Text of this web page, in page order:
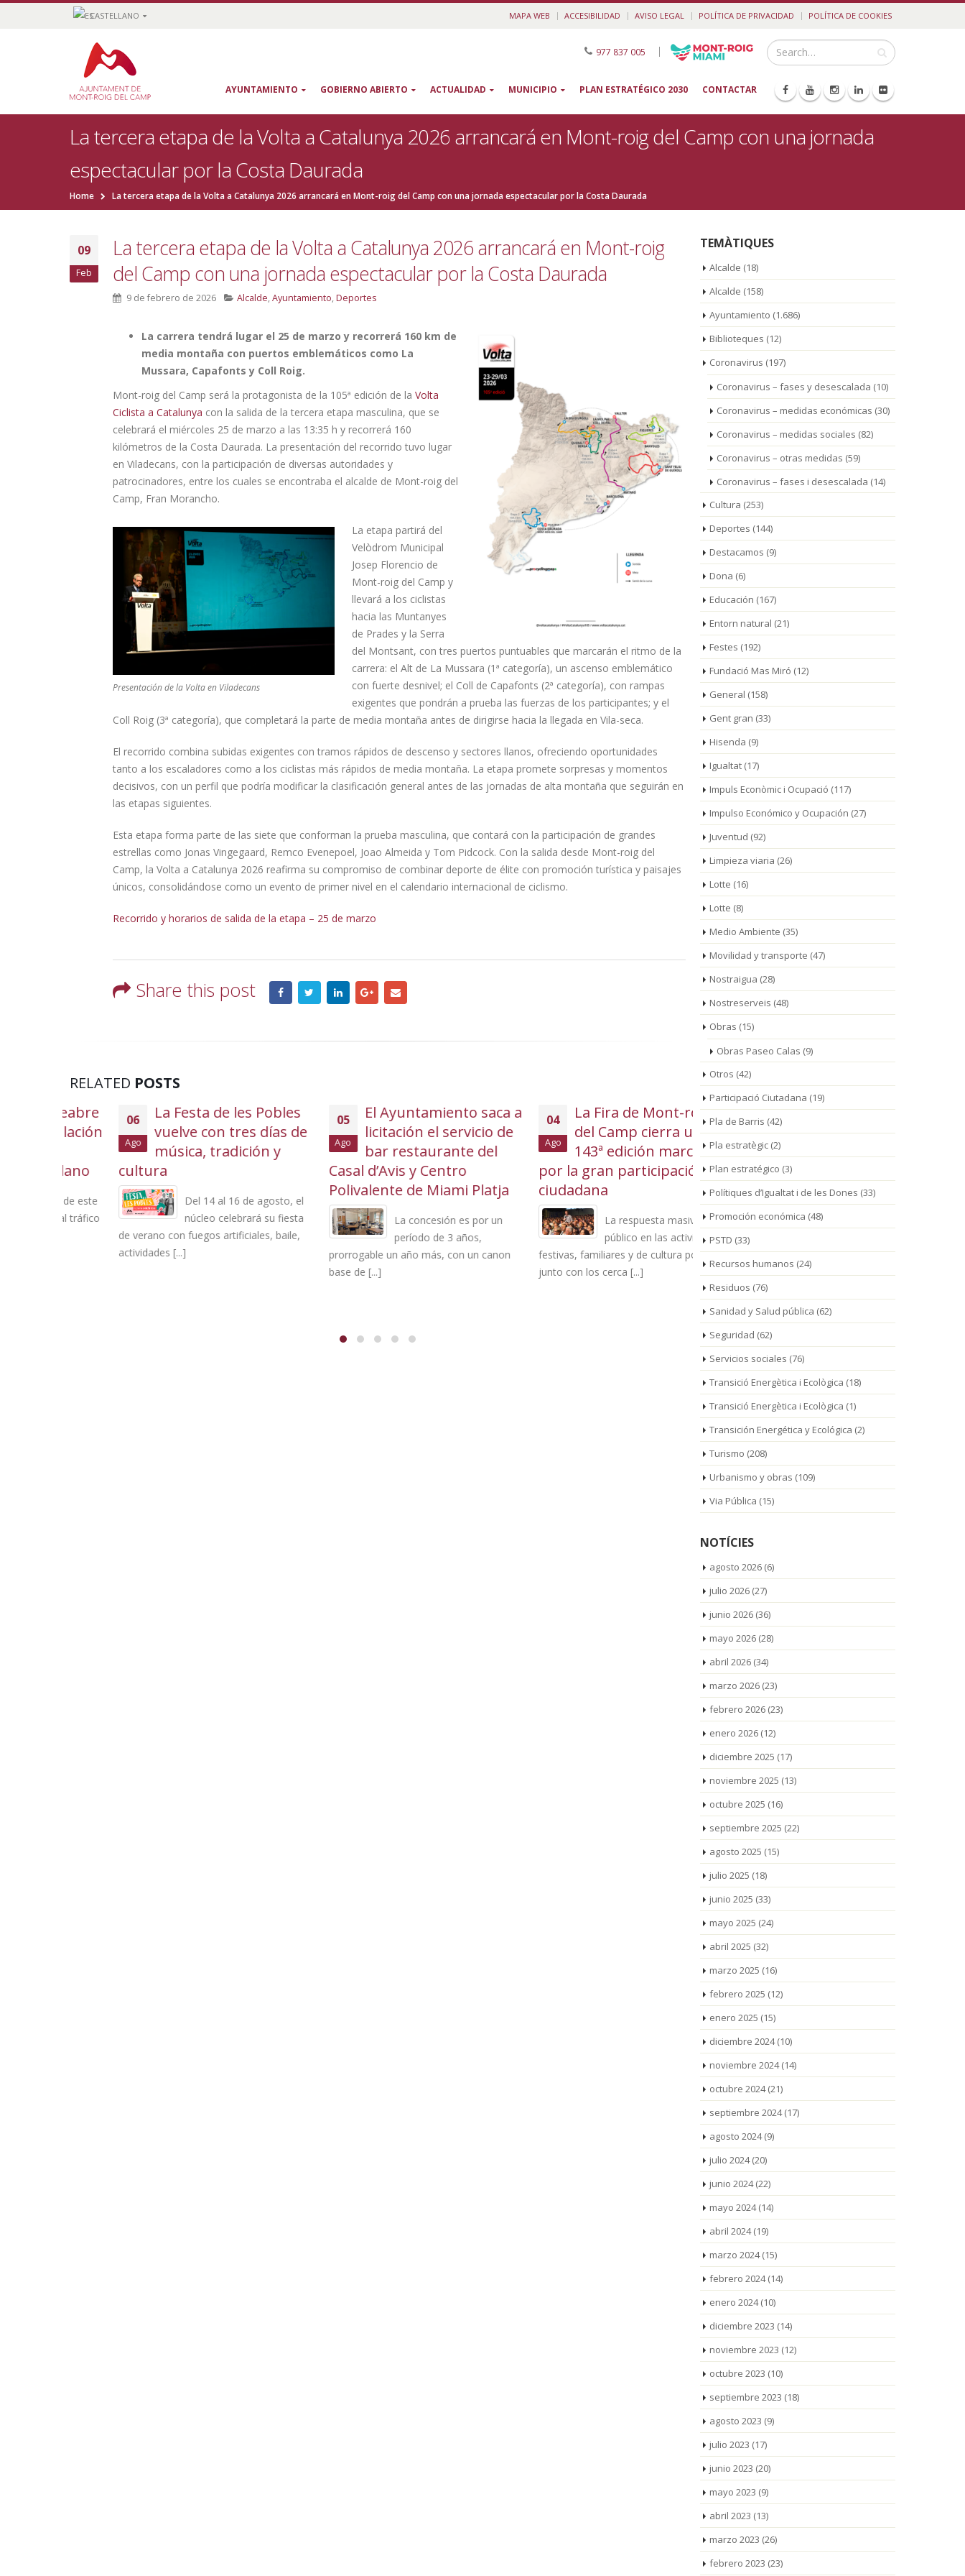
CASTELLANO MAPA WEB ACCESIBILIDAD AVISO LEGAL POLÍTICA DE PRIVACIDAD POLÍTICA DE COOKIES
977 837 005 |
AYUNTAMIENTO GOBIERNO ABIERTO ACTUALIDAD MUNICIPIO PLAN ESTRATÉGICO 2030 CONTACTAR
La tercera etapa de la Volta a Catalunya 2026 arrancará en Mont-roig del Camp con una jornada
espectacular por la Costa Daurada
Home La tercera etapa de la Volta a Catalunya 2026 arrancará en Mont-roig del Camp con una jornada espectacular por la Costa Daurada
09
Feb
La tercera etapa de la Volta a Catalunya 2026 arrancará en Mont-roig
del Camp con una jornada espectacular por la Costa Daurada
9 de febrero de 2026 Alcalde,Ayuntamiento,Deportes
La carrera tendrá lugar el 25 de marzo y recorrerá 160 km de
media montaña con puertos emblemáticos como La
Mussara, Capafonts y Coll Roig.
Mont-roig del Camp será la protagonista de la 105ª edición de la Volta
Ciclista a Catalunya con la salida de la tercera etapa masculina, que se
celebrará el miércoles 25 de marzo a las 13:35 h y recorrerá 160
kilómetros de la Costa Daurada. La presentación del recorrido tuvo lugar
en Viladecans, con la participación de diversas autoridades y
patrocinadores, entre los cuales se encontraba el alcalde de Mont-roig del
Camp, Fran Morancho.
Presentación de la Volta en Viladecans
La etapa partirá del
Velòdrom Municipal
Josep Florencio de
Mont-roig del Camp y
llevará a los ciclistas
hacia las Muntanyes
de Prades y la Serra
del Montsant, con tres puertos puntuables que marcarán el ritmo de la
carrera: el Alt de La Mussara (1ª categoría), un ascenso emblemático
con fuerte desnivel; el Coll de Capafonts (2ª categoría), con rampas
exigentes que pondrán a prueba las fuerzas de los participantes; y el
Coll Roig (3ª categoría), que completará la parte de media montaña antes de dirigirse hacia la llegada en Vila-seca.
El recorrido combina subidas exigentes con tramos rápidos de descenso y sectores llanos, ofreciendo oportunidades
tanto a los escaladores como a los ciclistas más rápidos de media montaña. La etapa promete sorpresas y momentos
decisivos, con un perfil que podría modificar la clasificación general antes de las jornadas de alta montaña que seguirán en
las etapas siguientes.
Esta etapa forma parte de las siete que conforman la prueba masculina, que contará con la participación de grandes
estrellas como Jonas Vingegaard, Remco Evenepoel, Joao Almeida y Tom Pidcock. Con la salida desde Mont-roig del
Camp, la Volta a Catalunya 2026 reafirma su compromiso de combinar deporte de élite con promoción turística y paisajes
únicos, consolidándose como un evento de primer nivel en el calendario internacional de ciclismo.
Recorrido y horarios de salida de la etapa – 25 de marzo
Share this post
RELATED POSTS
06
La Festa de les Pobles
vuelve con tres días de
música, tradición y
cultura
Del 14 al 16 de agosto, el
núcleo celebrará su fiesta
de verano con fuegos artificiales, baile,
actividades [...]
05
El Ayuntamiento saca a
licitación el servicio de
bar restaurante del
Casal d’Avis y Centro
Polivalente de Miami Platja
La concesión es por un
período de 3 años,
prorrogable un año más, con un canon
base de [...]
04
La Fira de Mont-roig
del Camp cierra una
143ª edición marcada
por la gran participación
ciudadana
La respuesta masiva del
público en las actividades
festivas, familiares y de cultura popular,
junto con los cerca [...]
03
Ago
La línea de autobús
municipal modifica sus
horarios a partir del 4
de agosto por las obras de la
nueva rotonda de acceso a
Mont-roig del Camp
aplicación provisional
durante un período aproximado de 5
meses, hasta que finalicen los trabajos
[...]
TEMÀTIQUES
Alcalde (18)
Alcalde (158)
Ayuntamiento (1.686)
Biblioteques (12)
Coronavirus (197)
Coronavirus – fases y desescalada (10)
Coronavirus – medidas económicas (30)
Coronavirus – medidas sociales (82)
Coronavirus – otras medidas (59)
Coronavirus – fases i desescalada (14)
Cultura (253)
Deportes (144)
Destacamos (9)
Dona (6)
Educación (167)
Entorn natural (21)
Festes (192)
Fundació Mas Miró (12)
General (158)
Gent gran (33)
Hisenda (9)
Igualtat(17)
Impuls Econòmic i Ocupació (117)
Impulso Económico y Ocupación (27)
Juventud (92)
Limpieza viaria (26)
Lotte (16)
Lotte (8)
Medio Ambiente (35)
Movilidad y transporte (47)
Nostraigua (28)
Nostreserveis (48)
Obras (15)
Obras Paseo Calas (9)
Otros (42)
Participació Ciutadana (19)
Pla de Barris (42)
Pla estratègic(2)
Plan estratégico (3)
Polítiques d’Igualtat i de les Dones (33)
Promoción económica (48)
PSTD (33)
Recursos humanos (24)
Residuos (76)
Sanidad y Salud pública (62)
Seguridad (62)
Servicios sociales (76)
Transició Energètica i Ecològica (18)
Transició Energètica i Ecològica (1)
Transición Energética y Ecológica (2)
Turismo (208)
Urbanismo y obras (109)
Via Pública (15)
NOTÍCIES
agosto 2026(6)
julio 2026(27)
junio 2026(36)
mayo 2026(28)
abril 2026(34)
marzo 2026(23)
febrero 2026(23)
enero 2026(12)
diciembre 2025 (17)
noviembre 2025 (13)
octubre 2025 (16)
septiembre 2025 (22)
agosto 2025 (15)
julio 2025 (18)
junio 2025 (33)
mayo 2025 (24)
abril 2025 (32)
marzo 2025 (16)
febrero 2025 (12)
enero 2025 (15)
diciembre 2024(10)
noviembre 2024(14)
octubre 2024(21)
septiembre 2024(17)
agosto 2024(9)
julio 2024(20)
junio 2024(22)
mayo 2024(14)
abril 2024(19)
marzo 2024(15)
febrero 2024(14)
enero 2024(10)
diciembre 2023 (14)
noviembre 2023 (12)
octubre 2023 (10)
septiembre 2023 (18)
agosto 2023 (9)
julio 2023 (17)
junio 2023 (20)
mayo 2023 (9)
abril 2023 (13)
marzo 2023 (26)
febrero 2023 (23)